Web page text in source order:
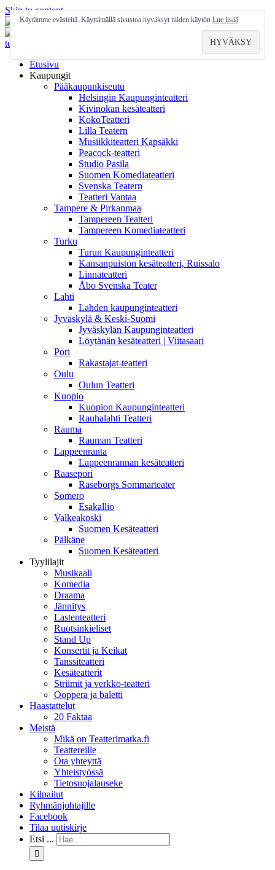
Skip to content
Etusivu
Kaupungit
Pääkaupunkiseutu
Helsingin Kaupunginteatteri
Kivinokan kesäteatteri
KokoTeatteri
Lilla Teatern
Musiikkiteatteri Kapsäkki
Peacock-teatteri
Studio Pasila
Suomen Komediateatteri
Svenska Teatern
Teatteri Vantaa
Tampere & Pirkanmaa
Tampereen Teatteri
Tampereen Komediateatteri
Turku
Turun Kaupunginteatteri
Kansanpuiston kesäteatteri, Ruissalo
Linnateatteri
Åbo Svenska Teater
Lahti
Lahden kaupunginteatteri
Jyväskylä & Keski-Suomi
Jyväskylän Kaupunginteatteri
Löytänän kesäteatteri | Viitasaari
Pori
Rakastajat-teatteri
Oulu
Oulun Teatteri
Kuopio
Kuopion Kaupunginteatteri
Rauhalahti Teatteri
Rauma
Rauman Teatteri
Lappeenranta
Lappeenrannan kesäteatteri
Raasepori
Raseborgs Sommarteater
Somero
Esakallio
Valkeakoski
Suomen Kesäteatteri
Pälkäne
Suomen Kesäteatteri
Tyylilajit
Musikaali
Komedia
Draama
Jännitys
Lastenteatteri
Ruotsinkieliset
Stand Up
Konsertit ja Keikat
Tanssiteatteri
Kesäteatterit
Striimit ja verkko-teatteri
Ooppera ja baletti
Haastattelut
20 Faktaa
Meistä
Mikä on Teatterimatka.fi
Teattereille
Ota yhteyttä
Yhteistyössä
Tietosuojalauseke
Kilpailut
Ryhmänjohtajille
Facebook
Tilaa uutiskirje
Etsi ...
Käytämme evästeitä. Käyttämällä sivustoa hyväksyt niiden käytön Lue lisää